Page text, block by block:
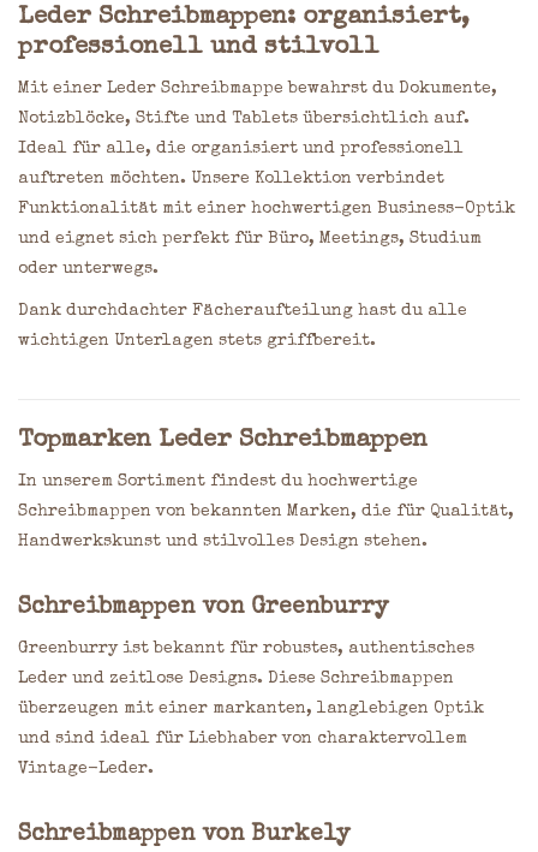
Leder Schreibmappen: organisiert,
professionell und stilvoll
Mit einer Leder Schreibmappe bewahrst du Dokumente,
Notizblöcke, Stifte und Tablets übersichtlich auf.
Ideal für alle, die organisiert und professionell
auftreten möchten. Unsere Kollektion verbindet
Funktionalität mit einer hochwertigen Business-Optik
und eignet sich perfekt für Büro, Meetings, Studium
oder unterwegs.
Dank durchdachter Fächeraufteilung hast du alle
wichtigen Unterlagen stets griffbereit.
Topmarken Leder Schreibmappen
In unserem Sortiment findest du hochwertige
Schreibmappen von bekannten Marken, die für Qualität,
Handwerkskunst und stilvolles Design stehen.
Schreibmappen von Greenburry
Greenburry ist bekannt für robustes, authentisches
Leder und zeitlose Designs. Diese Schreibmappen
überzeugen mit einer markanten, langlebigen Optik
und sind ideal für Liebhaber von charaktervollem
Vintage-Leder.
Schreibmappen von Burkely